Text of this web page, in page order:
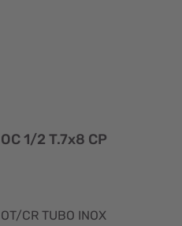
1/2 T.7x8 CP
CR TUBO INOX